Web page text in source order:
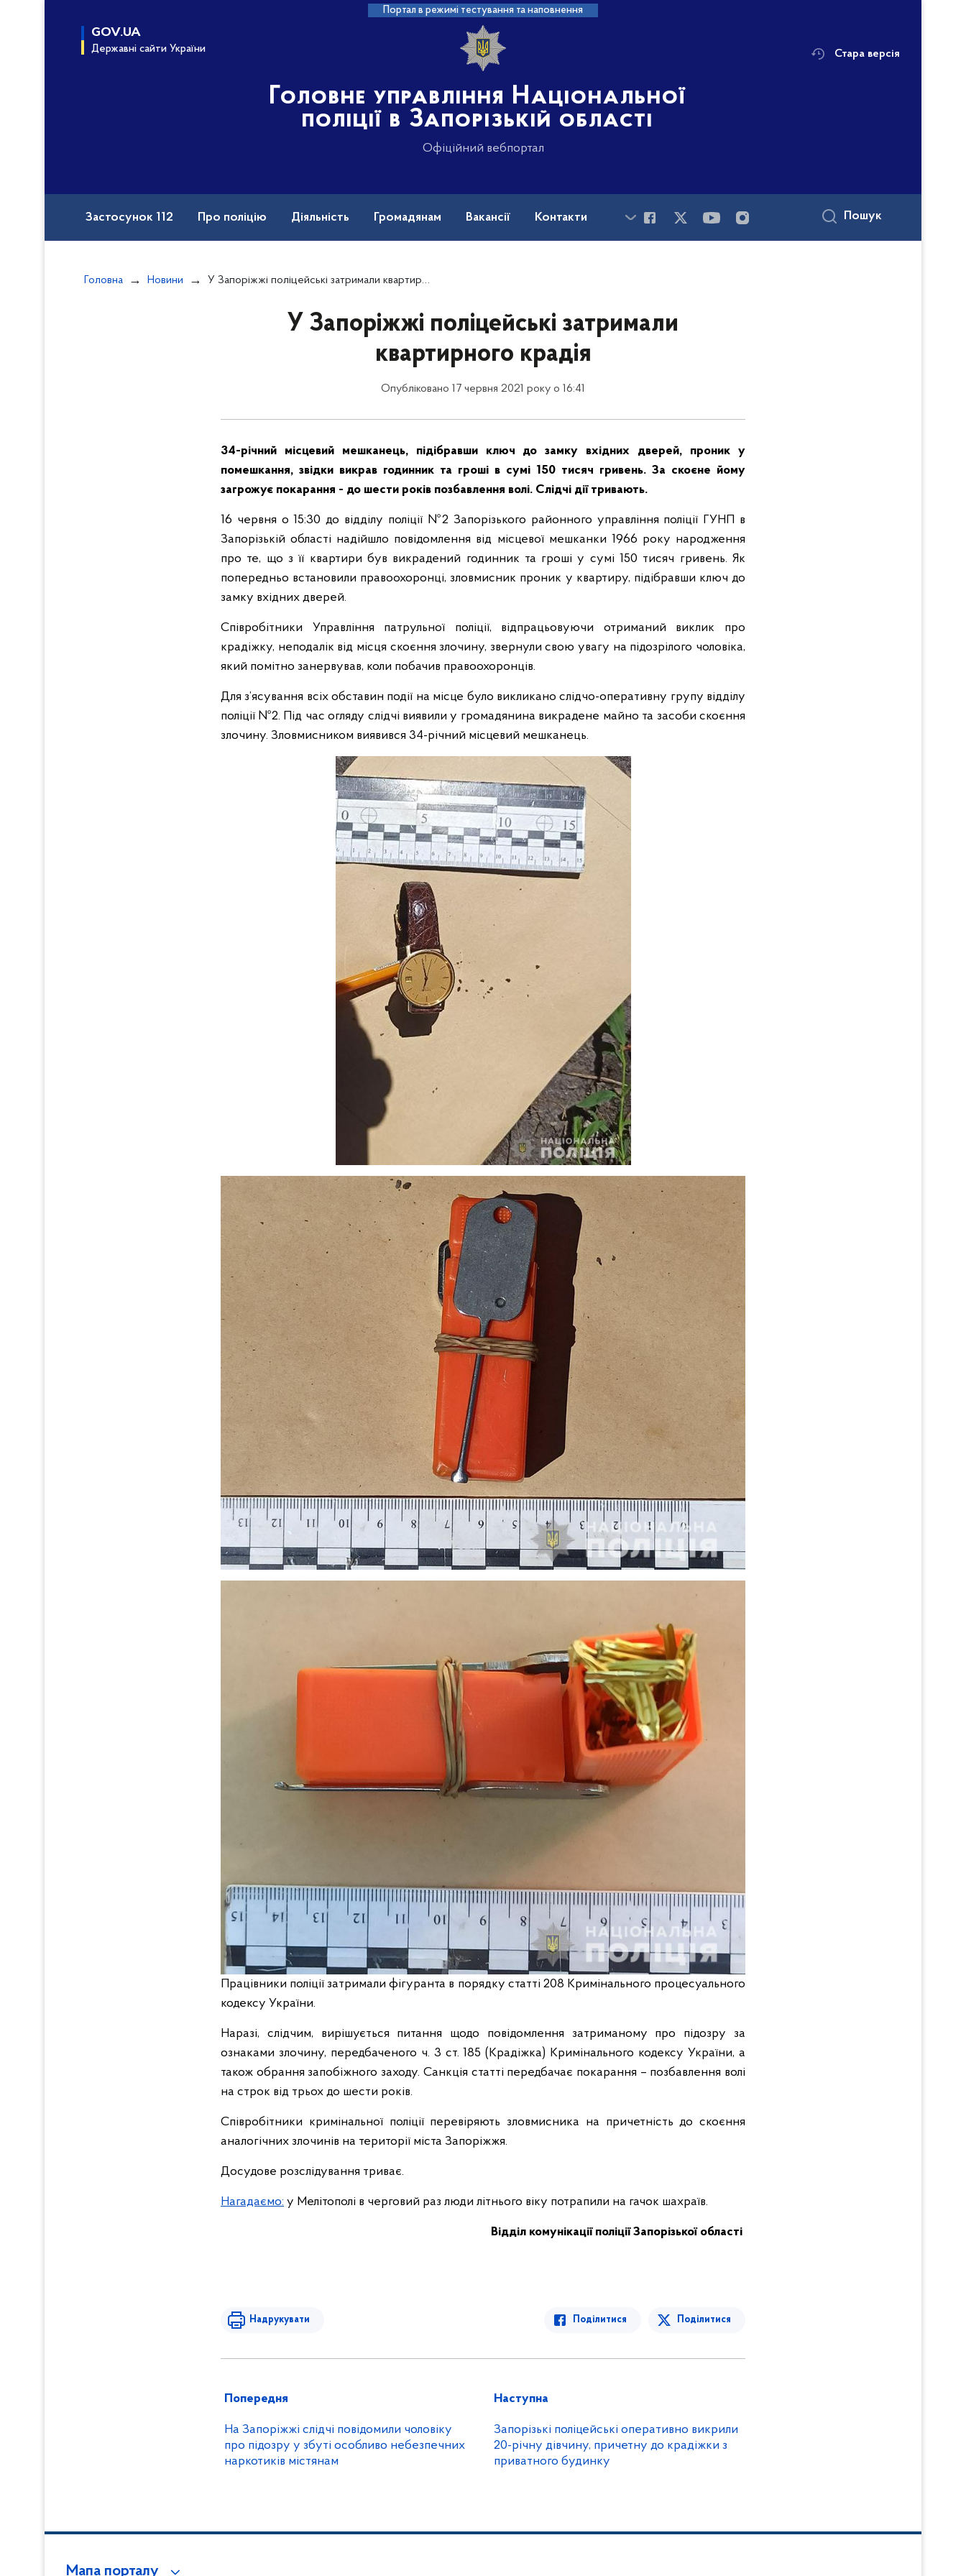
Портал в режимі тестування та наповнення
GOV.UA
Державні сайти України
Головне управління Національної
поліції в Запорізькій області
Офіційний вебпортал
Стара версія
Застосунок 112 Про поліцію Діяльність Громадянам Вакансії Контакти Пошук
Головна Новини У Запоріжжі поліцейські затримали квартирного крадія
У Запоріжжі поліцейські затримали
квартирного крадія
Опубліковано 17 червня 2021 року о 16:41
34-річний місцевий мешканець, підібравши ключ до замку вхідних дверей, проник у
помешкання, звідки викрав годинник та гроші в сумі 150 тисяч гривень. За скоєне йому
загрожує покарання - до шести років позбавлення волі. Слідчі дії тривають.
16 червня о 15:30 до відділу поліції №2 Запорізького районного управління поліції ГУНП в
Запорізькій області надійшло повідомлення від місцевої мешканки 1966 року народження
про те, що з її квартири був викрадений годинник та гроші у сумі 150 тисяч гривень. Як
попередньо встановили правоохоронці, зловмисник проник у квартиру, підібравши ключ до
замку вхідних дверей.
Співробітники Управління патрульної поліції, відпрацьовуючи отриманий виклик про
крадіжку, неподалік від місця скоєння злочину, звернули свою увагу на підозрілого чоловіка,
який помітно занервував, коли побачив правоохоронців.
Для з’ясування всіх обставин події на місце було викликано слідчо-оперативну групу відділу
поліції №2. Під час огляду слідчі виявили у громадянина викрадене майно та засоби скоєння
злочину. Зловмисником виявився 34-річний місцевий мешканець.
Працівники поліції затримали фігуранта в порядку статті 208 Кримінального процесуального
кодексу України.
Наразі, слідчим, вирішується питання щодо повідомлення затриманому про підозру за
ознаками злочину, передбаченого ч. 3 ст. 185 (Крадіжка) Кримінального кодексу України, а
також обрання запобіжного заходу. Санкція статті передбачає покарання – позбавлення волі
на строк від трьох до шести років.
Співробітники кримінальної поліції перевіряють зловмисника на причетність до скоєння
аналогічних злочинів на території міста Запоріжжя.
Досудове розслідування триває.
Нагадаємо: у Мелітополі в черговий раз люди літнього віку потрапили на гачок шахраїв.
Відділ комунікації поліції Запорізької області
Надрукувати Поділитися Поділитися
Попередня
На Запоріжжі слідчі повідомили чоловіку
про підозру у збуті особливо небезпечних
наркотиків містянам
Наступна
Запорізькі поліцейські оперативно викрили
20-річну дівчину, причетну до крадіжки з
приватного будинку
Мапа порталу